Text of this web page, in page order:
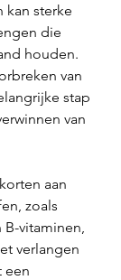
kan sterke
die
houden.
van
stap
van
aan
zoals
vitaminen,
verlangen
een